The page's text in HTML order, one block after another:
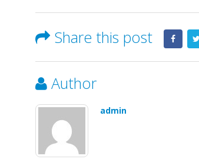
Share this post
Author
admin